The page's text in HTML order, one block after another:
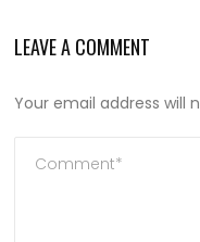
LEAVE A COMMENT
Your email address will